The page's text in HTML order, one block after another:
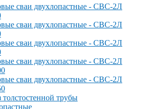
сваи двухлопастные - СВС-2Л
сваи двухлопастные - СВС-2Л
сваи двухлопастные - СВС-2Л
сваи двухлопастные - СВС-2Л
сваи двухлопастные - СВС-2Л
трубы